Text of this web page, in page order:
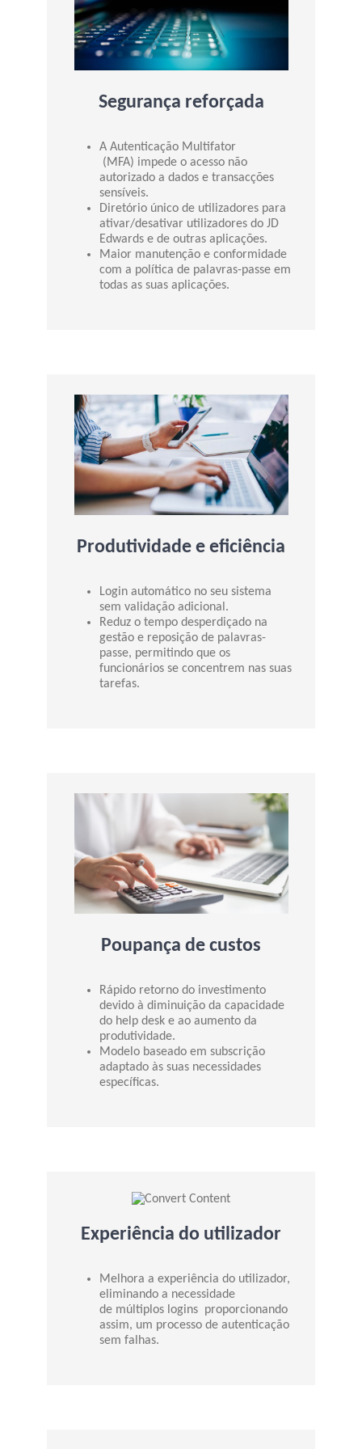
Segurança reforçada
A Autenticação Multifator
(MFA) impede o acesso não
autorizado a dados e transacções
sensíveis.
Diretório único de utilizadores para
ativar/desativar utilizadores do JD
Edwards e de outras aplicações.
Maior manutenção e conformidade
com a política de palavras-passe em
todas as suas aplicações.
Produtividade e eficiência
Login automático no seu sistema
sem validação adicional.
Reduz o tempo desperdiçado na
gestão e reposição de palavras-
passe, permitindo que os
funcionários se concentrem nas suas
tarefas.
Poupança de custos
Rápido retorno do investimento
devido à diminuição da capacidade
do help desk e ao aumento da
produtividade.
Modelo baseado em subscrição
adaptado às suas necessidades
específicas.
Experiência do utilizador
Melhora a experiência do utilizador,
eliminando a necessidade
de múltiplos logins proporcionando
assim, um processo de autenticação
sem falhas.